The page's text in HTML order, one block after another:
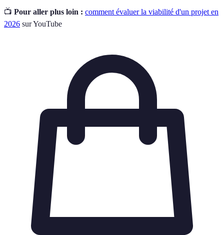
📺 Pour aller plus loin : comment évaluer la viabilité d'un projet en
2026 sur YouTube